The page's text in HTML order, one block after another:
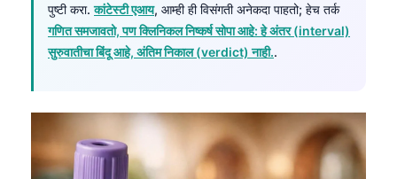
पुष्टी करा.कांटेस्टी एआय, आम्ही ही विसंगती अनेकदा पाहतो; हेच तर्क
गणित समजावतो, पण क्लिनिकल निष्कर्ष सोपा आहे: हे अंतर (interval)
सुरुवातीचा बिंदू आहे, अंतिम निकाल (verdict) नाही..